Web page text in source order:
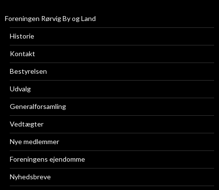
Foreningen Rørvig By og Land
Historie
Kontakt
Bestyrelsen
Udvalg
Generalforsamling
Vedtægter
Nye medlemmer
Foreningens ejendomme
Nyhedsbreve